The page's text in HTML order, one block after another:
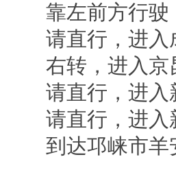
靠左前方行
请直行，进
右转，进入
请直行，进
请直行，进
到达邛崃市羊